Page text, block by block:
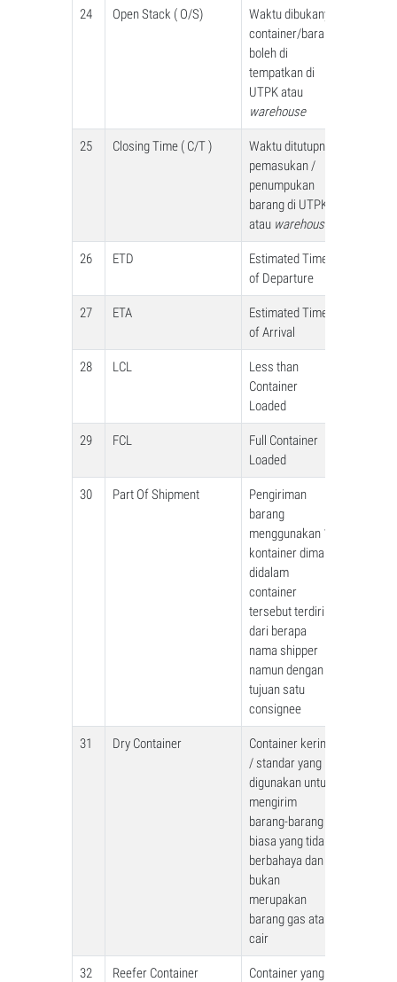
24 Open Stack ( O/S)
Waktu dibukanya
container/barang
boleh di
tempatkan di
UTPK atau
warehouse
25 Closing Time ( C/T )
Waktu ditutupnya
pemasukan /
penumpukan
barang di UTPK
atau warehouse
26 ETD
Estimated Time
of Departure
27 ETA
Estimated Time
of Arrival
28 LCL
Less than
Container
Loaded
29 FCL
Full Container
Loaded
30 Part Of Shipment
Pengiriman
barang
menggunakan 1
kontainer dimana
didalam
container
tersebut terdiri
dari berapa
nama shipper
namun dengan
tujuan satu
consignee
31 Dry Container
Container kering
/ standar yang
digunakan untuk
mengirim
barang-barang
biasa yang tidak
berbahaya dan
bukan
merupakan
barang gas atau
cair
32 Reefer Container
Container yang